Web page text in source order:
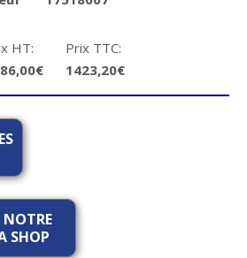
HT:
Prix TTC:
1423,20€
NOTRE
SHOP